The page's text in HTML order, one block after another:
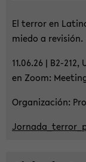
El ter­ror en
miedo a re­vi­sión.
11.06.26 | B2-​
en Zoom:
Or­ga­ni­za­ción: